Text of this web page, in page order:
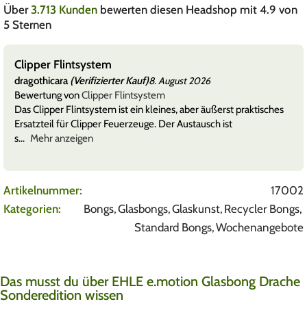
Über3.713 Kunden bewerten diesen Headshop mit 4.9 von
5 Sternen
Clipper Feuerzeuggas
dragothicara(Verifizierter Kauf)8. August 2026
Bewertung von Clipper Feuerzeuggas 300ml – pure
Das Clipper Feuerzeuggas mit 300 ml Inhalt hat mich durch
seine zuverlässige Qualität überzeugt. Das Gas lässt sich
saub
Mehr anzeigen
Artikelnummer:
17002
Kategorien:
Bongs,Glasbongs,Glaskunst, Recycler Bongs,
Standard Bongs,Wochenangebote
Das musst du über EHLE e.motion Glasbong Drache
Sonderedition wissen